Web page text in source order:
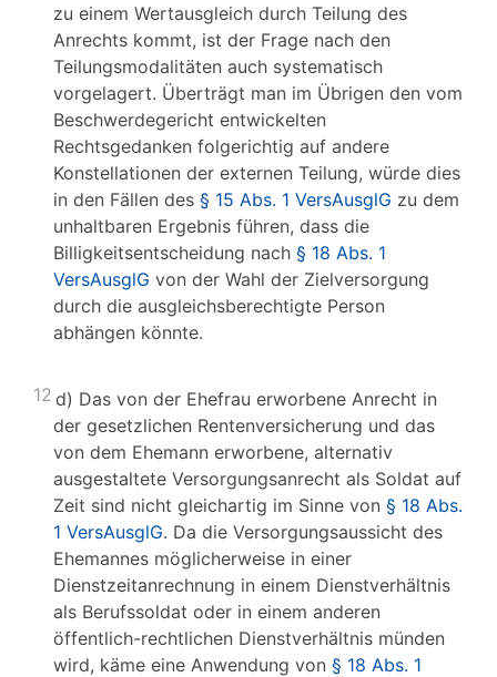
zu einem Wertausgleich durch Teilung des
Anrechts kommt, ist der Frage nach den
Teilungsmodalitäten auch systematisch
vorgelagert. Überträgt man im Übrigen den vom
Beschwerdegericht entwickelten
Rechtsgedanken folgerichtig auf andere
Konstellationen der externen Teilung, würde dies
in den Fällen des § 15 Abs. 1 VersAusglG zu dem
unhaltbaren Ergebnis führen, dass die
Billigkeitsentscheidung nach § 18 Abs. 1
VersAusglG von der Wahl der Zielversorgung
durch die ausgleichsberechtigte Person
abhängen könnte.
12 d) Das von der Ehefrau erworbene Anrecht in
der gesetzlichen Rentenversicherung und das
von dem Ehemann erworbene, alternativ
ausgestaltete Versorgungsanrecht als Soldat auf
Zeit sind nicht gleichartig im Sinne von § 18 Abs.
1 VersAusglG. Da die Versorgungsaussicht des
Ehemannes möglicherweise in einer
Dienstzeitanrechnung in einem Dienstverhältnis
als Berufssoldat oder in einem anderen
öffentlich-rechtlichen Dienstverhältnis münden
wird, käme eine Anwendung von § 18 Abs. 1